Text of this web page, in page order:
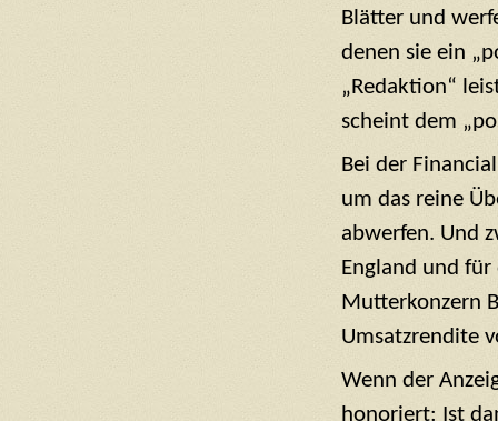
Blätter und
denen sie ein
„Redaktion“
scheint dem
Bei der
um das reine
abwerfen. Und
England und
Mutterkonzern
Umsatzrendite
Wenn der
honoriert: Ist